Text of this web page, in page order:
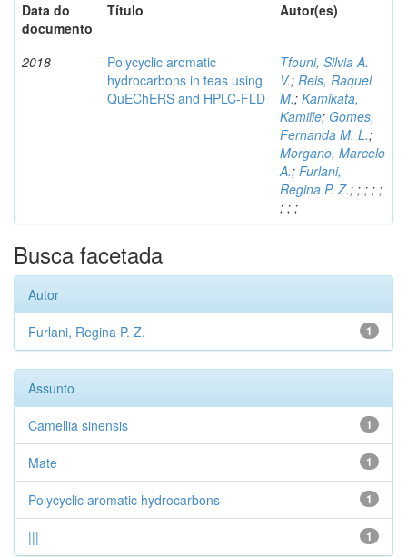
Data do
documento
Título Autor(es)
2018
Polycyclic aromatic
hydrocarbons in teas using
QuEChERS and HPLC-FLD
Tfouni, Silvia A.
V.; Reis, Raquel
M.; Kamikata,
Kamille; Gomes,
Fernanda M. L.;
Morgano, Marcelo
A.; Furlani,
Regina P. Z.; ; ; ; ;
; ; ;
Busca facetada
Autor
1
Furlani, Regina P. Z.
Assunto
1
Camellia sinensis
1
Mate
1
Polycyclic aromatic hydrocarbons
1
|||